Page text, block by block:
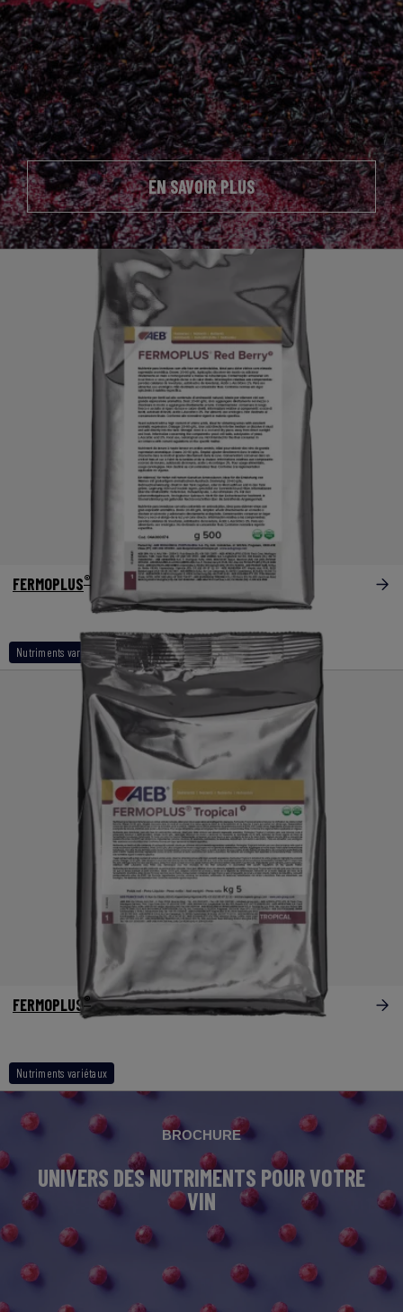
EN SAVOIR PLUS
Nutriments variétaux
FERMOPLUS® Red Berry
Nutriments variétaux
FERMOPLUS®Tropical
BROCHURE
UNIVERS DES NUTRIMENTS POUR VOTRE
VIN